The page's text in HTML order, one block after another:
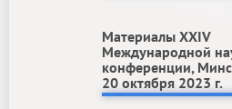
Материалы ХХIV
Международной
конференции,
20 октября 2023 г.